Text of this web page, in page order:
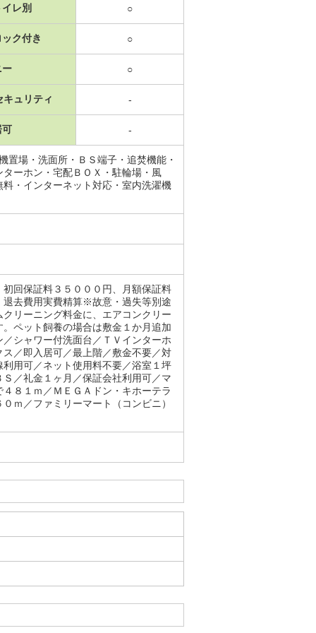
レ別 ○
ク付き ○
ー ○
キュリティ -
可 -
置場・洗面所・ＢＳ端子・追焚機能・
ーホン・宅配ＢＯＸ・駐輪場・風
・インターネット対応・室内洗濯機
回保証料３５０００円、月額保証料
去費用実費精算※故意・過失等別途
リーニング料金に、エアコンクリー
ペット飼養の場合は敷金１か月追加
シャワー付洗面台／ＴＶインターホ
／即入居可／最上階／敷金不要／対
用可／ネット使用料不要／浴室１坪
／礼金１ヶ月／保証会社利用可／マ
８１ｍ／ＭＥＧＡドン・キホーテラ
ｍ／ファミリーマート（コンビニ）